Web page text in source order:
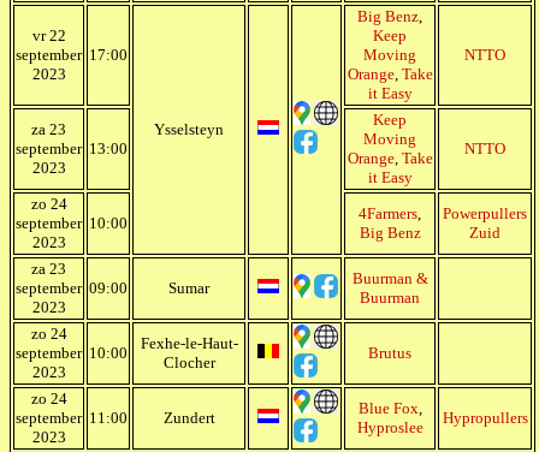
vr 22
september
2023
17:00
Ysselsteyn
Big Benz
Keep
Moving
Orange, Take
it Easy
NTTO
za 23
september
2023
13:00
Keep
Moving
Orange, Take
it Easy
NTTO
zo 24
september
2023
10:00
4Farmers
Big Benz
Powerpullers
Zuid
za 23
september
2023
09:00 Sumar
Buurman &
Buurman
zo 24
september
2023
10:00
Fexhe-le-Haut-
Clocher
Brutus
zo 24
september
2023
11:00 Zundert
Blue Fox
Hyproslee
Hypropullers